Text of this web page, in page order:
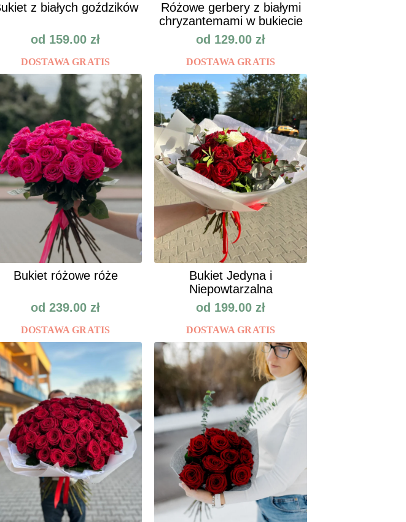
z białych goździków
od 159.00 zł
DOSTAWA GRATIS
Różowe gerbery z białymi
chryzantemami w bukiecie
od 129.00 zł
DOSTAWA GRATIS
Bukiet różowe róże
od 239.00 zł
DOSTAWA GRATIS
Bukiet Jedyna i
Niepowtarzalna
od 199.00 zł
DOSTAWA GRATIS